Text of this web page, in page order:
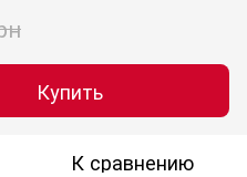
Купить
К сравнению